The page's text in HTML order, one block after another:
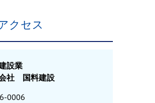
クセス
設業
社 国料建設
0006